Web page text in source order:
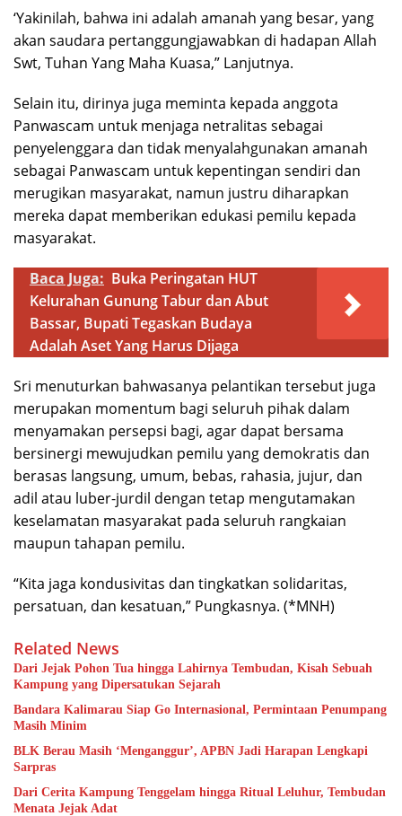
‘Yakinilah, bahwa ini adalah amanah yang besar, yang
akan saudara pertanggungjawabkan di hadapan Allah
Swt, Tuhan Yang Maha Kuasa,” Lanjutnya.
Selain itu, dirinya juga meminta kepada anggota
Panwascam untuk menjaga netralitas sebagai
penyelenggara dan tidak menyalahgunakan amanah
sebagai Panwascam untuk kepentingan sendiri dan
merugikan masyarakat, namun justru diharapkan
mereka dapat memberikan edukasi pemilu kepada
masyarakat.
Baca Juga: Buka Peringatan HUT
Kelurahan Gunung Tabur dan Abut
Bassar, Bupati Tegaskan Budaya
Adalah Aset Yang Harus Dijaga
Sri menuturkan bahwasanya pelantikan tersebut juga
merupakan momentum bagi seluruh pihak dalam
menyamakan persepsi bagi, agar dapat bersama
bersinergi mewujudkan pemilu yang demokratis dan
berasas langsung, umum, bebas, rahasia, jujur, dan
adil atau luber-jurdil dengan tetap mengutamakan
keselamatan masyarakat pada seluruh rangkaian
maupun tahapan pemilu.
“Kita jaga kondusivitas dan tingkatkan solidaritas,
persatuan, dan kesatuan,” Pungkasnya. (*MNH)
Related News
Dari Jejak Pohon Tua hingga Lahirnya Tembudan, Kisah Sebuah
Kampung yang Dipersatukan Sejarah
Bandara Kalimarau Siap Go Internasional, Permintaan Penumpang
Masih Minim
BLK Berau Masih ‘Menganggur’, APBN Jadi Harapan Lengkapi
Sarpras
Dari Cerita Kampung Tenggelam hingga Ritual Leluhur, Tembudan
Menata Jejak Adat